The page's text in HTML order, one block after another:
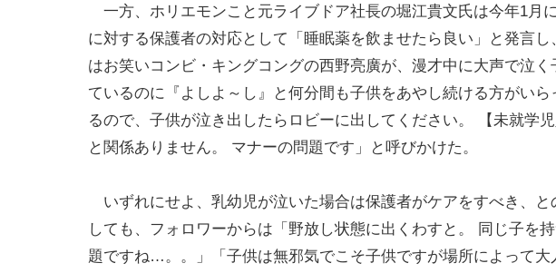
一方、ホリエモンこと元ライブドア社長の堀江貴文氏は今年1月
に対する保護者の対応として「睡眠薬を飲ませたら良い」と発言
はお笑いコンビ・キングコングの西野亮廣が、漫才中に大声で泣
ているのに『よしよ～し』と何分間も子供をあやし続ける方がい
るので、子供が泣き出したらロビーに出してください。 【未就学
と関係ありません。 マナーの問題です」と呼びかけた。
いずれにせよ、乳幼児が泣いた場合は保護者がケアをすべき、
しても、フォロワーからは「野放し状態に出くわすと。 同じ子を
題ですね…。。」「子供は無邪気でこそ子供ですが場所によって大